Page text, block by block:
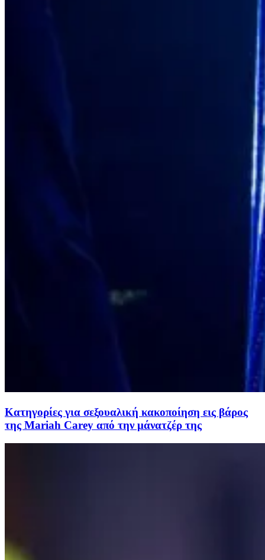
Κατηγορίες για σεξουαλική κακοποίηση εις βάρος
της Mariah Carey από την μάνατζέρ της